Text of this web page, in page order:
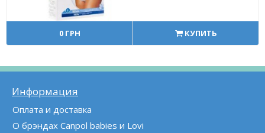
0 ГРН КУПИТЬ
Информация
Оплата и доставка
О брэндах Canpol babies и Lovi